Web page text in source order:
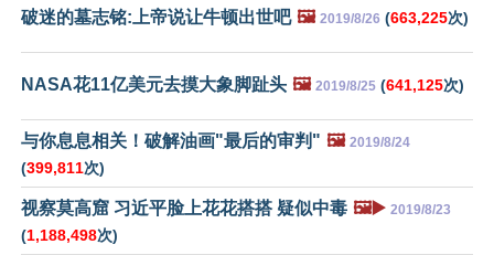
破迷的墓志铭:上帝说让牛顿出世吧 🖼️ 2019/8/26 (663,225次)
NASA花11亿美元去摸大象脚趾头 🖼️ 2019/8/25 (641,125次)
与你息息相关！破解油画"最后的审判" 🖼️ 2019/8/24
(399,811次)
视察莫高窟 习近平脸上花花搭搭 疑似中毒 🖼️▶️ 2019/8/23
(1,188,498次)